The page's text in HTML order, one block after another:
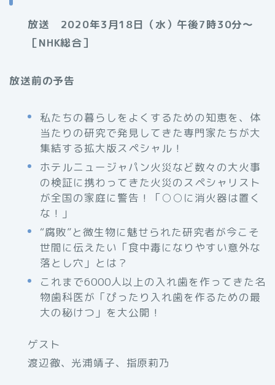
放送 2020年3月18日（水）午後7時30分～
［NHK総合］
放送前の予告
私たちの暮らしをよくするための知恵を、体
当たりの研究で発見してきた専門家たちが大
集結する拡大版スペシャル！
ホテルニュージャパン火災など数々の大火事
の検証に携わってきた火災のスペシャリスト
が全国の家庭に警告！「○○に消火器は置く
な！」
“腐敗”と微生物に魅せられた研究者が今こそ
世間に伝えたい「食中毒になりやすい意外な
落とし穴」とは？
これまで6000人以上の入れ歯を作ってきた名
物歯科医が「ぴったり入れ歯を作るための最
大の秘けつ」を大公開！
ゲスト
渡辺徹、光浦靖子、指原莉乃